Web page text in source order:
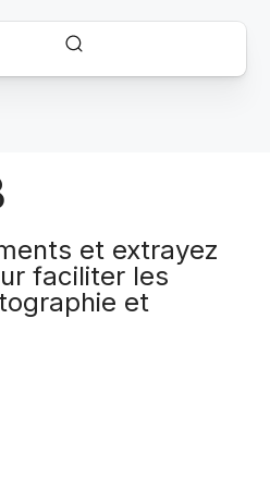
et extrayez
faciliter les
et